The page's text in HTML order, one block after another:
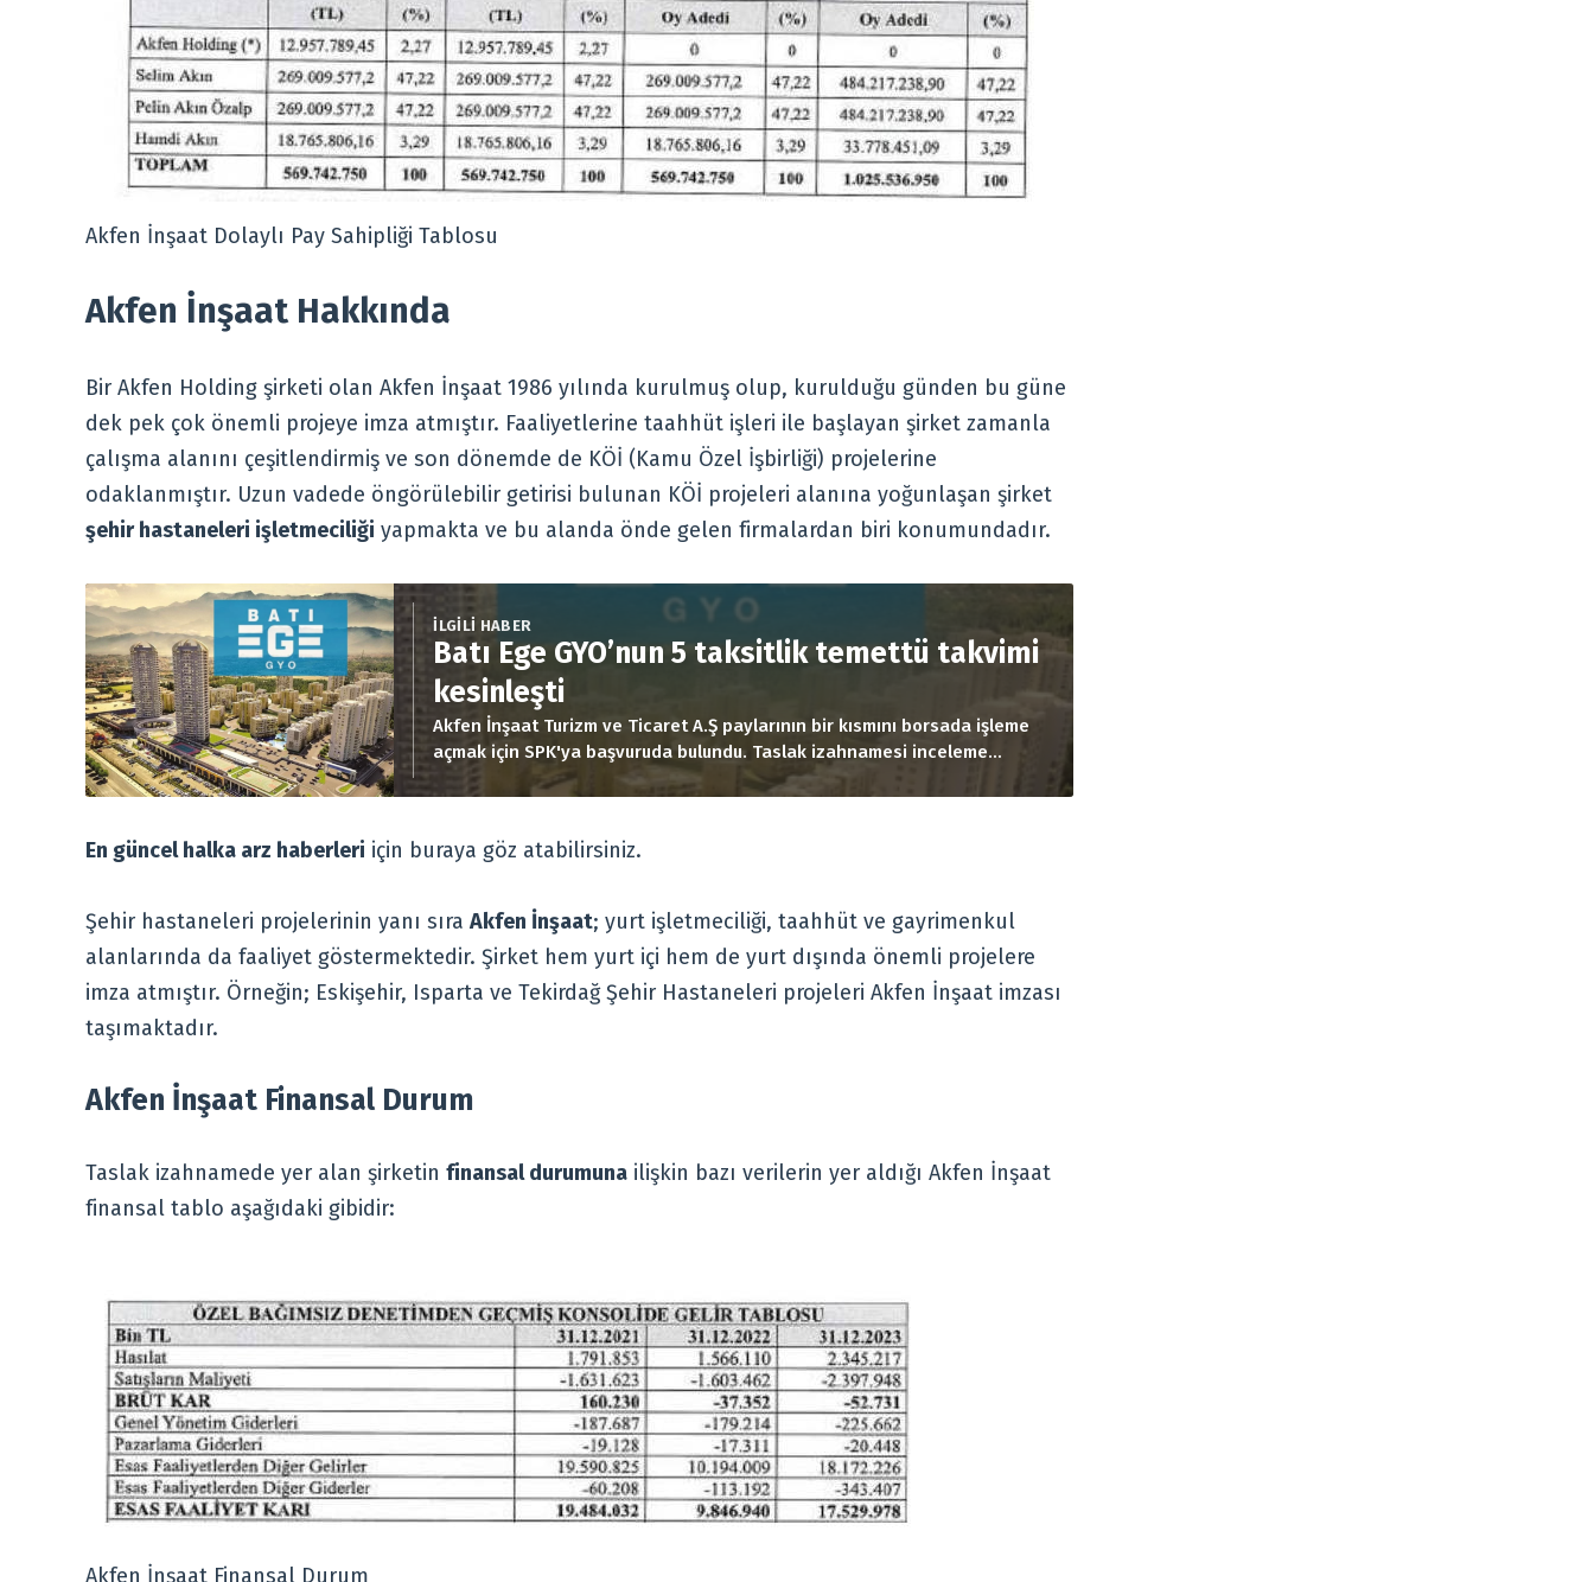
Akfen İnşaat Dolaylı Pay Sahipliği Tablosu
Akfen İnşaat Hakkında
Bir Akfen Holding şirketi olan Akfen İnşaat 1986 yılında kurulmuş olup, kurulduğu günden bu güne
dek pek çok önemli projeye imza atmıştır. Faaliyetlerine taahhüt işleri ile başlayan şirket zamanla
çalışma alanını çeşitlendirmiş ve son dönemde de KÖİ (Kamu Özel İşbirliği) projelerine
odaklanmıştır. Uzun vadede öngörülebilir getirisi bulunan KÖİ projeleri alanına yoğunlaşan şirket
şehir hastaneleri işletmeciliği yapmakta ve bu alanda önde gelen firmalardan biri konumundadır.
İLGİLİ HABER
Batı Ege GYO’nun 5 taksitlik temettü takvimi
kesinleşti
Akfen İnşaat Turizm ve Ticaret A.Ş paylarının bir kısmını borsada işleme
açmak için SPK'ya başvuruda bulundu. Taslak izahnamesi inceleme
sürecinde olan Akfen İnşaat halka arzı kapsamında toplam 201.085.676
lot satışının...
En güncel halka arz haberleri için buraya göz atabilirsiniz.
Şehir hastaneleri projelerinin yanı sıra Akfen İnşaat; yurt işletmeciliği, taahhüt ve gayrimenkul
alanlarında da faaliyet göstermektedir. Şirket hem yurt içi hem de yurt dışında önemli projelere
imza atmıştır. Örneğin; Eskişehir, Isparta ve Tekirdağ Şehir Hastaneleri projeleri Akfen İnşaat imzası
taşımaktadır.
Akfen İnşaat Finansal Durum
Taslak izahnamede yer alan şirketin finansal durumuna ilişkin bazı verilerin yer aldığı Akfen İnşaat
finansal tablo aşağıdaki gibidir:
Akfen İnşaat Finansal Durum